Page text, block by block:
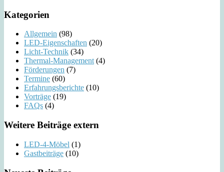
Kategorien
Allgemein (98)
LED-Eigenschaften (20)
Licht-Technik (34)
Thermal-Management (4)
Förderungen (7)
Termine (60)
Erfahrungsberichte (10)
Vorträge (19)
FAQs (4)
Weitere Beiträge extern
LED-4-Möbel (1)
Gastbeiträge (10)